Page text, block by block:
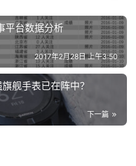
平台数据分析
2017年2月28日 上午3:50
舰手表已在阵中？
下一篇